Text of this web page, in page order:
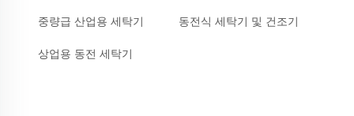
중량급 산업용 세탁기 동전식 세탁기 및 건조기
상업용 동전 세탁기